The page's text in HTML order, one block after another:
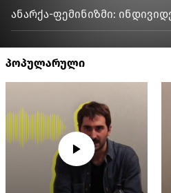
ანარქა-ფემინიზმი:
გაერთიანება საერთო
პოპულარული